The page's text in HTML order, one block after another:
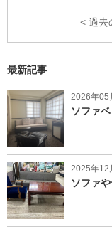
< 過去
最新記事
2026年05
ソファ
2025年12
ソファ